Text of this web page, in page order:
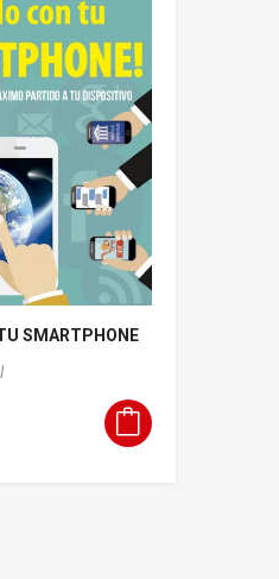
SMARTPHONE